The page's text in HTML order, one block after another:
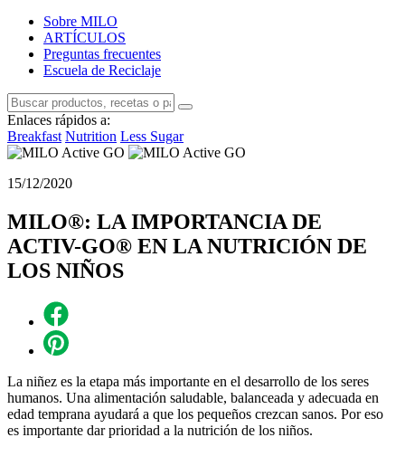
Sobre MILO
ARTÍCULOS
Preguntas frecuentes
Escuela de Reciclaje
Enlaces rápidos a:
Breakfast Nutrition Less Sugar
15/12/2020
MILO®: LA IMPORTANCIA DE
ACTIV-GO® EN LA NUTRICIÓN DE
LOS NIÑOS
La niñez es la etapa más importante en el desarrollo de los seres
humanos. Una alimentación saludable, balanceada y adecuada en
edad temprana ayudará a que los pequeños crezcan sanos. Por eso
es importante dar prioridad a la nutrición de los niños.